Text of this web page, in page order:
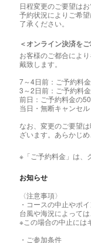
日程変更のご要望は
予約状況によりご希
了承ください。
＜オンライン決済を
お客様のご都合によ
戴致します。
7～4日前：ご予約料
3～2日前：ご予約料
前日：ご予約料金の
当日・無断キャンセ
なお、変更のご要望
ざいます。あらかじめ
※「ご予約料金」は、
お知らせ
〈注意事項〉
・コースの中止やポ
台風や海況によって
※この場合の中止には
・ご参加条件